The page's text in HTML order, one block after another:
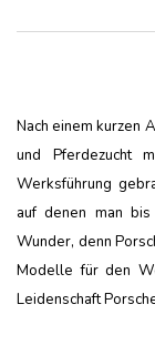
Nach einem kurzen
und Pferdezucht
Werksführung
auf denen man
Wunder, denn
Modelle für den
Leidenschaft